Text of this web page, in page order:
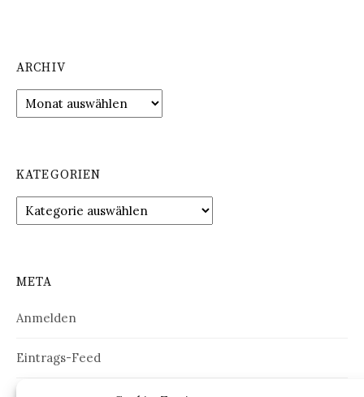
ARCHIV
Archiv
KATEGORIEN
Kategorien
META
Anmelden
Eintrags-Feed